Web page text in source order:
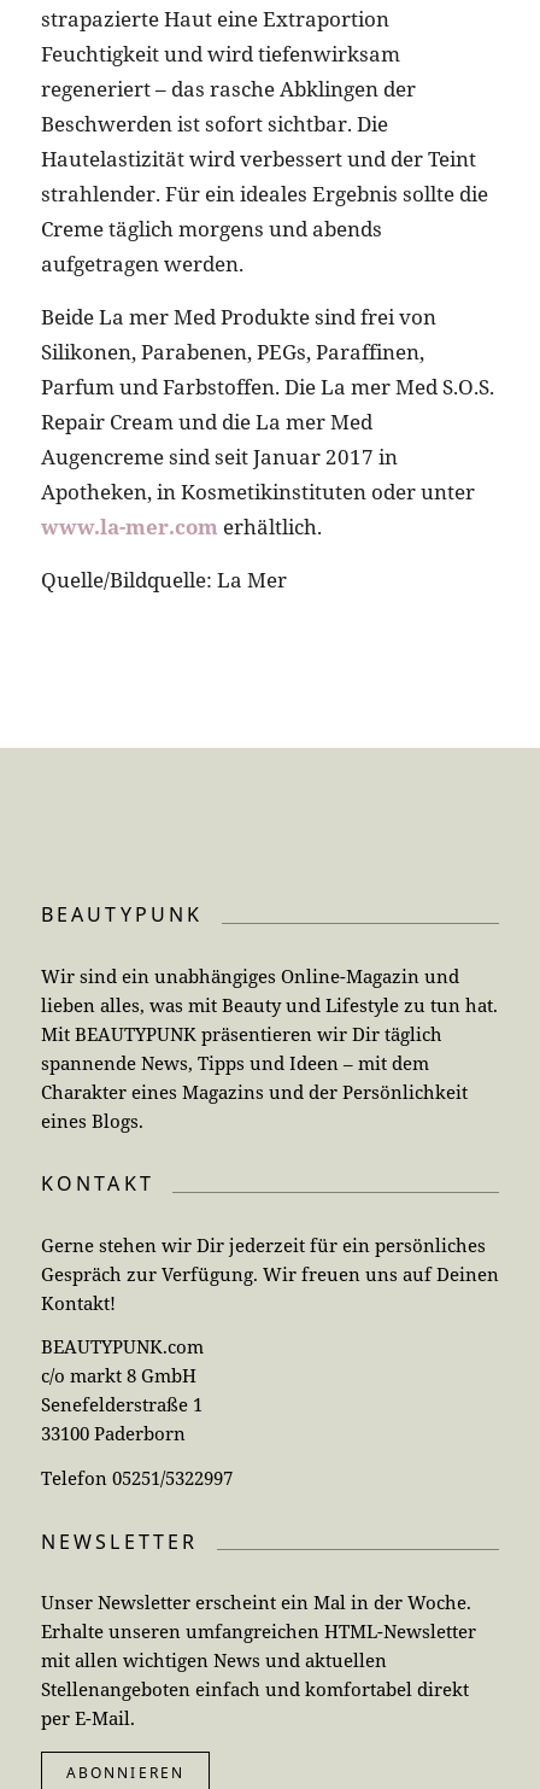
strapazierte Haut eine Extraportion
Feuchtigkeit und wird tiefenwirksam
regeneriert – das rasche Abklingen der
Beschwerden ist sofort sichtbar. Die
Hautelastizität wird verbessert und der Teint
strahlender. Für ein ideales Ergebnis sollte die
Creme täglich morgens und abends
aufgetragen werden.
Beide La mer Med Produkte sind frei von
Silikonen, Parabenen, PEGs, Paraffinen,
Parfum und Farbstoffen. Die La mer Med S.O.S.
Repair Cream und die La mer Med
Augencreme sind seit Januar 2017 in
Apotheken, in Kosmetikinstituten oder unter
www.la-mer.comerhältlich.
Quelle/Bildquelle: La Mer
BEAUTYPUNK
Wir sind ein unabhängiges Online-Magazin und
lieben alles, was mit Beauty und Lifestyle zu tun hat.
Mit BEAUTYPUNK präsentieren wir Dir täglich
spannende News, Tipps und Ideen – mit dem
Charakter eines Magazins und der Persönlichkeit
eines Blogs.
KONTAKT
Gerne stehen wir Dir jederzeit für ein persönliches
Gespräch zur Verfügung. Wir freuen uns auf Deinen
Kontakt!
BEAUTYPUNK.com
c/o markt 8 GmbH
Senefelderstraße 1
33100 Paderborn
Telefon 05251/5322997
NEWSLETTER
Unser Newsletter erscheint ein Mal in der Woche.
Erhalte unseren umfangreichen HTML-Newsletter
mit allen wichtigen News und aktuellen
Stellenangeboten einfach und komfortabel direkt
per E-Mail.
ABONNIEREN